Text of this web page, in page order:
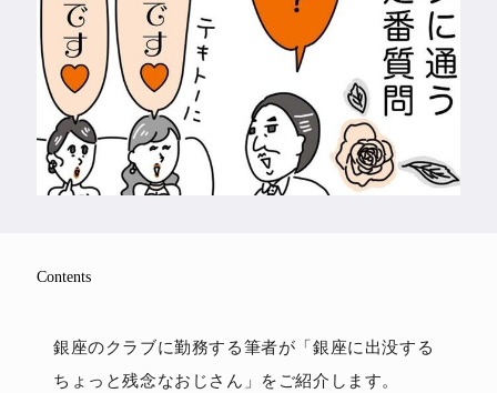
Contents
銀座のクラブに勤務する筆者が「銀座に出没する
ちょっと残念なおじさん」をご紹介します。